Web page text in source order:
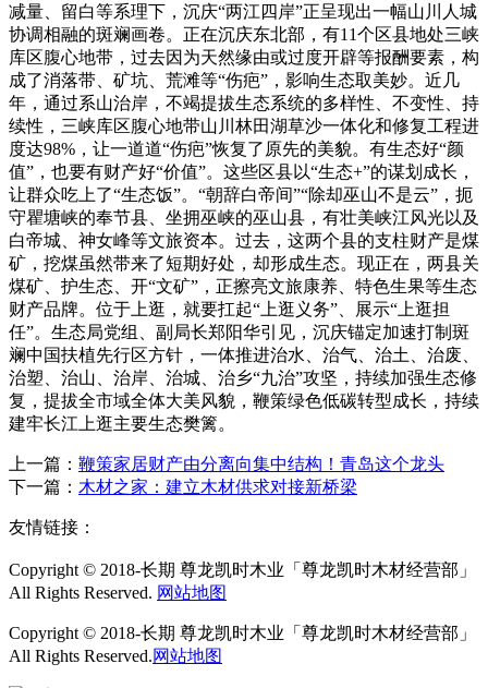
减量、留白等系理下，沉庆“两江四岸”正呈现出一幅山川人城
协调相融的斑斓画卷。正在沉庆东北部，有11个区县地处三峡
库区腹心地带，过去因为天然缘由或过度开辟等报酬要素，构
成了消落带、矿坑、荒滩等“伤疤”，影响生态取美妙。近几
年，通过系山治岸，不竭提拔生态系统的多样性、不变性、持
续性，三峡库区腹心地带山川林田湖草沙一体化和修复工程进
度达98%，让一道道“伤疤”恢复了原先的美貌。有生态好“颜
值”，也要有财产好“价值”。这些区县以“生态+”的谋划成长，
让群众吃上了“生态饭”。“朝辞白帝间”“除却巫山不是云”，扼
守瞿塘峡的奉节县、坐拥巫峡的巫山县，有壮美峡江风光以及
白帝城、神女峰等文旅资本。过去，这两个县的支柱财产是煤
矿，挖煤虽然带来了短期好处，却形成生态。现正在，两县关
煤矿、护生态、开“文矿”，正擦亮文旅康养、特色生果等生态
财产品牌。位于上逛，就要扛起“上逛义务”、展示“上逛担
任”。生态局党组、副局长郑阳华引见，沉庆锚定加速打制斑
斓中国扶植先行区方针，一体推进治水、治气、治土、治废、
治塑、治山、治岸、治城、治乡“九治”攻坚，持续加强生态修
复，提拔全市域全体大美风貌，鞭策绿色低碳转型成长，持续
建牢长江上逛主要生态樊篱。
上一篇： 鞭策家居财产由分离向集中结构！青岛这个龙头
下一篇： 木材之家：建立木材供求对接新桥梁
友情链接：
Copyright © 2018-长期 尊龙凯时木业「尊龙凯时木材经营部」
All Rights Reserved. 网站地图
Copyright © 2018-长期 尊龙凯时木业「尊龙凯时木材经营部」
All Rights Reserved.网站地图